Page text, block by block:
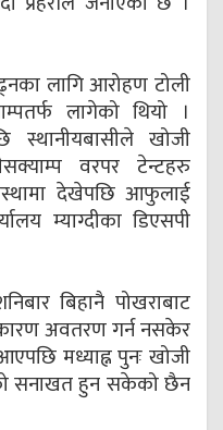
लागि आरोहण टोली
लागेको थियो ।
स्थानीयबासीले खोजी
वरपर टेन्टहरु
देखेपछि आफुलाई
म्याग्दीका डिएसपी
बिहानै पोखराबाट
अवतरण गर्न नसकेर
मध्याह्न पुनः खोजी
सनाखत हुन सकेको छैन